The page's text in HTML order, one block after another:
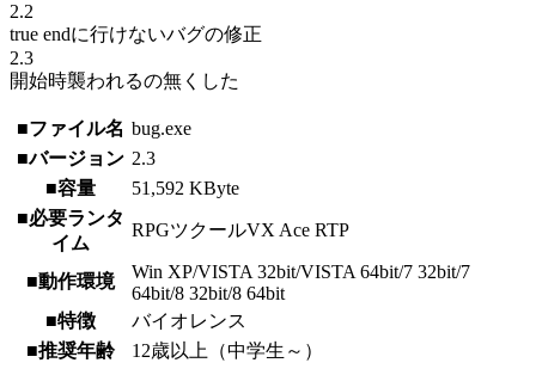
2.2
true endに行けないバグの修正
2.3
開始時襲われるの無くした
■ファイル名 bug.exe
■バージョン 2.3
■容量
51,592 KByte
■必要ランタ
イム
RPGツクールVX Ace RTP
■動作環境
Win XP/VISTA 32bit/VISTA 64bit/7 32bit/7
64bit/8 32bit/8 64bit
■特徴
バイオレンス
■推奨年齢
12歳以上（中学生～）